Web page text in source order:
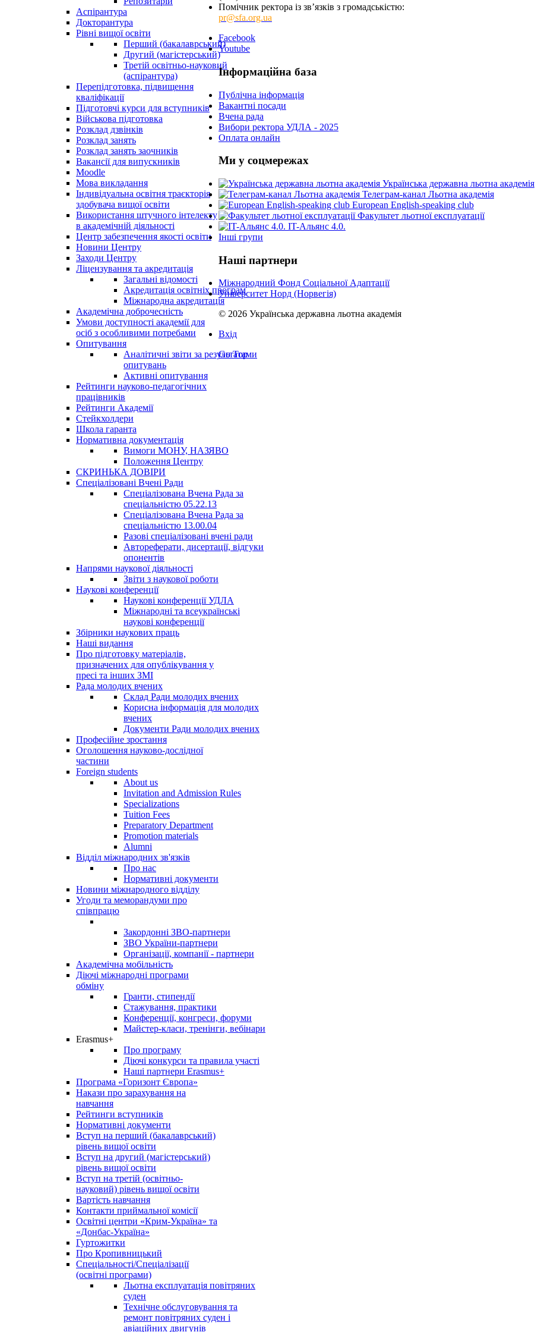
Аспірантура
Докторантура
Рівні вищої освіти
Перший (бакалаврський)
Другий (магістерський)
Третій освітньо-науковий
(аспірантура)
Перепідготовка, підвищення
кваліфікації
Пiдготовчі курси для вступників
Військова підготовка
Розклад дзвінків
Розклад занять
Розклад занять заочників
Вакансії для випускників
Moodle
Мова викладання
Індивідуальна освітня траєкторія
здобувача вищої освіти
Використання штучного інтелекту
в академічній діяльності
Центр забезпечення якості освіти
Новини Центру
Заходи Центру
Ліцензування та акредитація
Загальні відомості
Акредитація освітніх програм
Міжнародна акредитація
Академічна доброчесність
Умови доступності академії для
осіб з особливими потребами
Опитування
Аналітичні звіти за результатами
опитувань
Активні опитування
Рейтинги науково-педагогічних
працівників
Рейтинги Академії
Стейкхолдери
Школа гаранта
Нормативна документація
Вимоги МОНУ, НАЗЯВО
Положення Центру
СКРИНЬКА ДОВІРИ
Спеціалізовані Вчені Ради
Спеціалізована Вчена Рада за
спеціальністю 05.22.13
Спеціалізована Вчена Рада за
спеціальністю 13.00.04
Разові спеціалізовані вчені ради
Автореферати, дисертації, відгуки
опонентів
Напрями наукової діяльності
Звіти з наукової роботи
Наукові конференції
Наукові конференції УДЛА
Міжнародні та всеукраїнські
наукові конференції
Збірники наукових праць
Наші видання
Про підготовку матеріалів,
призначених для опублікування у
пресі та інших ЗМІ
Рада молодих вчених
Склад Ради молодих вчених
Корисна інформація для молодих
вчених
Документи Ради молодих вчених
Професійне зростання
Оголошення науково-дослідної
частини
Foreign students
About us
Invitation and Admission Rules
Specializations
Tuition Fees
Preparatory Department
Promotion materials
Alumni
Відділ міжнародних зв'язків
Про нас
Нормативні документи
Новини міжнародного відділу
Угоди та меморандуми про
співпрацю
Закордонні ЗВО-партнери
ЗВО України-партнери
Організації, компанії - партнери
Академічна мобільність
Діючі міжнародні програми
обміну
Гранти, стипендії
Стажування, практики
Конференції, конгреси, форуми
Майстер-класи, тренінги, вебінари
Erasmus+
Про програму
Діючі конкурси та правила участі
Наші партнери Erasmus+
Програма «Горизонт Європа»
Накази про зарахування на
навчання
Рейтинги вступників
Нормативні документи
Вступ на перший (бакалаврський)
рівень вищої освіти
Вступ на другий (магістерський)
рівень вищої освіти
Вступ на третій (освітньо-
науковий) рівень вищої освіти
Вартість навчання
Контакти приймальної комісії
Освітні центри «Крим-Україна» та
«Донбас-Україна»
Гуртожитки
Про Кропивницький
Спеціальності/Спеціалізації
(освітні програми)
Льотна експлуатація повітряних
суден
Технічне обслуговування та
ремонт повітряних суден і
авіаційних двигунів
Помічник ректора із зв’язків з громадськістю:
pr@sfa.org.ua
Facebook
Youtube
Інформаційна база
Публічна інформація
Вакантні посади
Вчена рада
Вибори ректора УДЛА - 2025
Оплата онлайн
Ми у соцмережах
Українська державна льотна академія
Телеграм-канал Льотна академія
European English-speaking club
Факультет льотної експлуатації
IT-Альянс 4.0.
Інші групи
Наші партнери
Міжнародний Фонд Соціальної Адаптації
Університет Норд (Норвегія)
© 2026 Українська державна льотна академія
Вхід
Go Top